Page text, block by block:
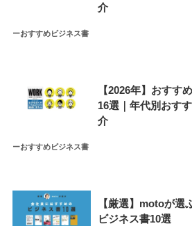
介
ーおすすめビジネス書
【2026年】おすす
16選｜年代別おす
介
ーおすすめビジネス書
【厳選】motoが選
ビジネス書10選